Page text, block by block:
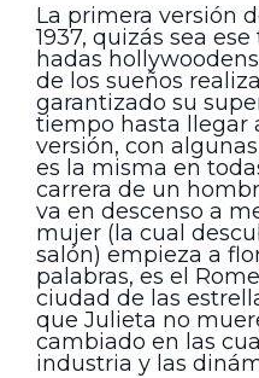
La primera versión
1937, quizás sea
hadas
de los sueños
garantizado su
tiempo hasta llegar
versión, con
es la misma en
carrera de un
va en descenso a
mujer (la cual
salón) empieza a
palabras, es el
ciudad de las
que Julieta no
cambiado en las
industria y las